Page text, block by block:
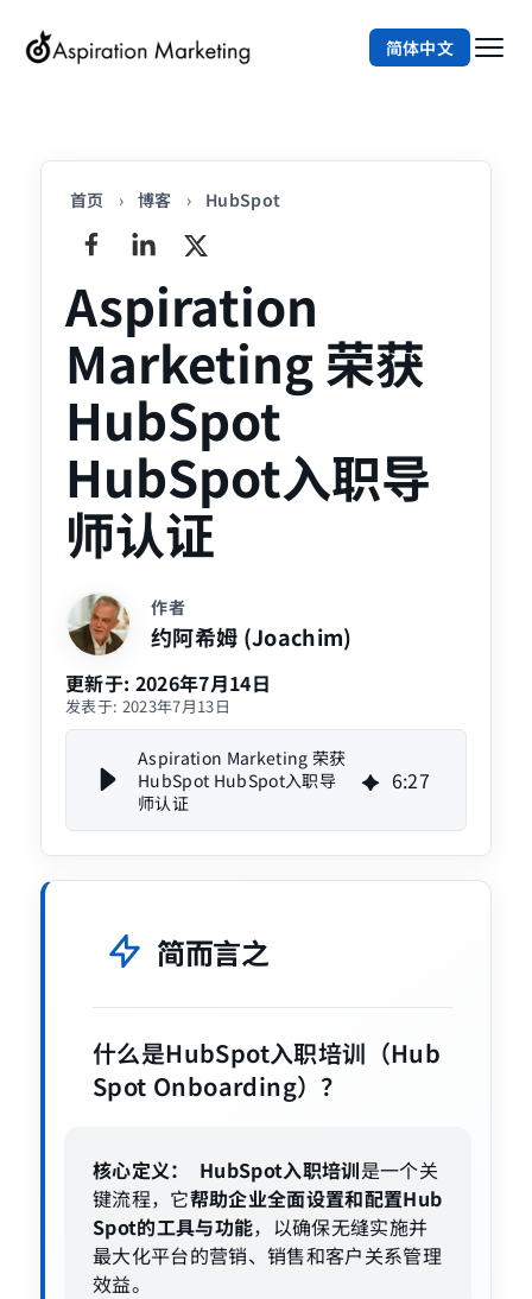
简体中文
首页 › 博客 › HubSpot
Aspiration
Marketing 荣获
HubSpot
HubSpot入职导
师认证
作者
约阿希姆 (Joachim)
更新于: 2026年7月14日
发表于: 2023年7月13日
Aspiration Marketing 荣获
HubSpot HubSpot入职导
师认证
6:27
简而言之
什么是HubSpot入职培训（Hub
Spot Onboarding）？
核心定义： HubSpot入职培训是一个关
键流程，它帮助企业全面设置和配置Hub
Spot的工具与功能，以确保无缝实施并
最大化平台的营销、销售和客户关系管理
效益。